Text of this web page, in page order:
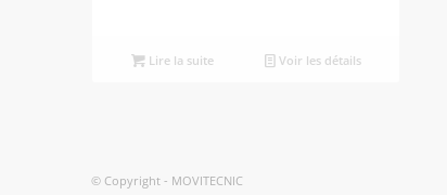
Lire la suite Voir les détails
© Copyright - MOVITECNIC